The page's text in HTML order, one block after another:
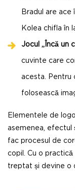
Bradul are ace
Kolea chifla în
Jocul „Încă un
cuvinte care
acesta. Pentru
folosească
Elementele de
asemenea, efectul
fac procesul de
copil. Cu o
treptat și devine o